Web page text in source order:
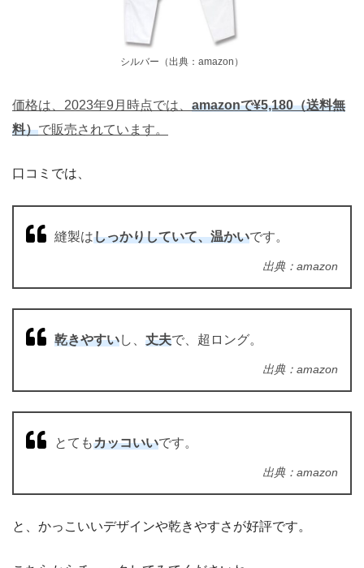
シルバー（出典：amazon）
価格は、2023年9月時点では、 amazonで¥5,180（送料無
料）で販売されています。
口コミでは、
縫製はしっかりしていて、温かいです。
出典：amazon
乾きやすいし、 丈夫で、超ロング。
出典：amazon
とてもカッコいいです。
出典：amazon
と、かっこいいデザインや乾きやすさが好評です。